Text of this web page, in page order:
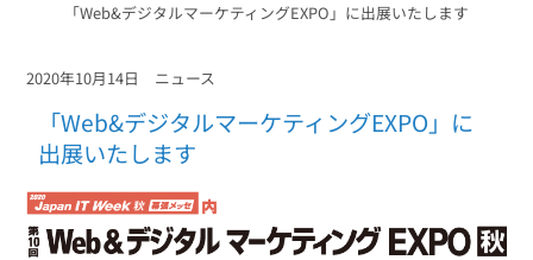
メールリレーサーバー
kintone（キントーン）メール配信
会員獲得／ニーズ把握
コストを抑える
導入事例
サポート
セミナー
「Web&デジタルマーケティングEXPO」に出展いたします
2020年10月14日 ニュース
「Web&デジタルマーケティングEXPO」に
出展いたします